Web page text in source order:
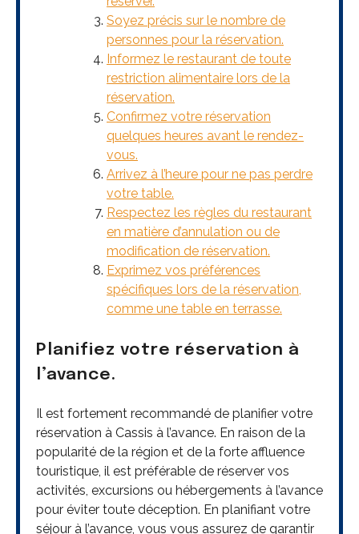
Soyez précis sur le nombre de
personnes pour la réservation.
Informez le restaurant de toute
restriction alimentaire lors de la
réservation.
Confirmez votre réservation
quelques heures avant le rendez-
vous.
Arrivez à l’heure pour ne pas perdre
votre table.
Respectez les règles du restaurant
en matière d’annulation ou de
modification de réservation.
Exprimez vos préférences
spécifiques lors de la réservation,
comme une table en terrasse.
Planifiez votre réservation à
l’avance.
Il est fortement recommandé de planifier votre
réservation à Cassis à l’avance. En raison de la
popularité de la région et de la forte affluence
touristique, il est préférable de réserver vos
activités, excursions ou hébergements à l’avance
pour éviter toute déception. En planifiant votre
séjour à l’avance, vous vous assurez de garantir